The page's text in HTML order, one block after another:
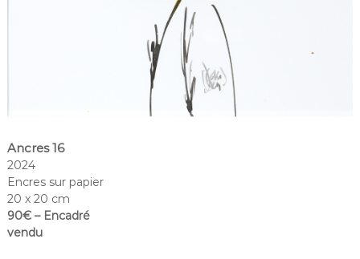
Ancres 16
2024
Encres sur papier
20 x 20 cm
90€ – Encadré
vendu